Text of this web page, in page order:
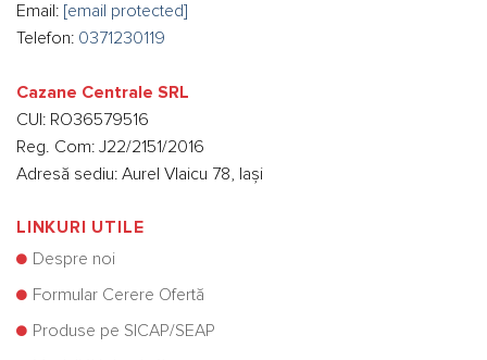
Email: [email protected]
Telefon: 0371230119
Cazane Centrale SRL
CUI: RO36579516
Reg. Com: J22/2151/2016
Adresă sediu: Aurel Vlaicu 78, Iași
LINKURI UTILE
Despre noi
Formular Cerere Ofertă
Produse pe SICAP/SEAP